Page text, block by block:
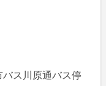
ス川原通バス停